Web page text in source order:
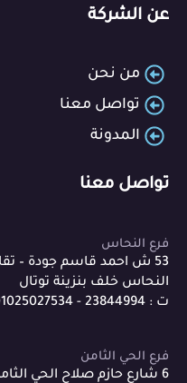
عن الشركة
من نحن
تواصل معنا
المدونة
تواصل معنا
فرع النحاس
53 ش احمد قاسم جودة –
النحاس خلف بنزينة توتال
ت : 23844994 - 01025027534
فرع الحي الثامن
6 شارع حازم صلاح الحي الثامن منطقة 11 بلوك 11 مدينة نصر.